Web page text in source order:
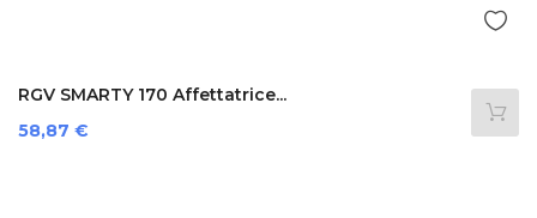
RGV SMARTY 170 Affettatrice...
Prezzo
58,87 €